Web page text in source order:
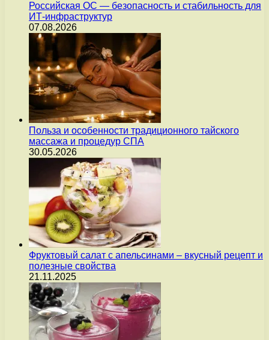
Российская ОС — безопасность и стабильность для
ИТ-инфраструктур
07.08.2026
Польза и особенности традиционного тайского
массажа и процедур СПА
30.05.2026
Фруктовый салат с апельсинами – вкусный рецепт и
полезные свойства
21.11.2025